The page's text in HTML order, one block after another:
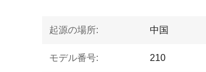
起源の場所: 中国
モデル番号: 210